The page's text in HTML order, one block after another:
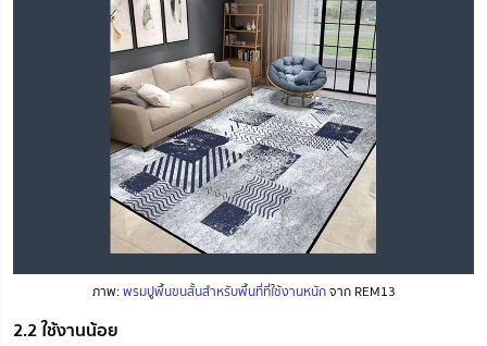
ภาพ:พรมปูพื้นขนสั้นสำหรับพื้นที่ที่ใช้งานหนักจาก REM13
2.2 ใช้งานน้อย